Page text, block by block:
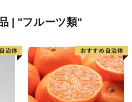
年9月のくしもと大橋開通により
いう位置にあり、本来、海藻
ます。しかし、南から暖かい水を
| "フルーツ類"